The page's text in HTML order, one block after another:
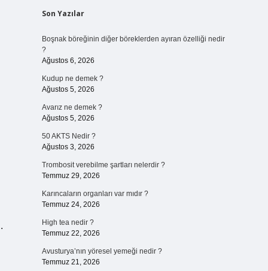
Sidebar
Son Yazılar
Boşnak böreğinin diğer böreklerden ayıran özelliği nedir
?
Ağustos 6, 2026
Kudup ne demek ?
Ağustos 5, 2026
Avarız ne demek ?
Ağustos 5, 2026
50 AKTS Nedir ?
Ağustos 3, 2026
Trombosit verebilme şartları nelerdir ?
Temmuz 29, 2026
Karıncaların organları var mıdır ?
Temmuz 24, 2026
High tea nedir ?
Temmuz 22, 2026
Avusturya’nın yöresel yemeği nedir ?
Temmuz 21, 2026